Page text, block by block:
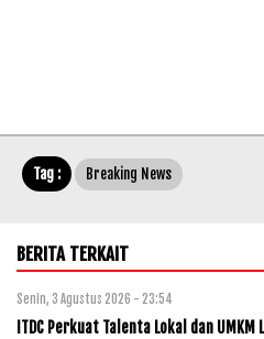
Tag : Breaking News
BERITA TERKAIT
Senin, 3 Agustus 2026 - 23:54
ITDC Perkuat Talenta Lokal dan